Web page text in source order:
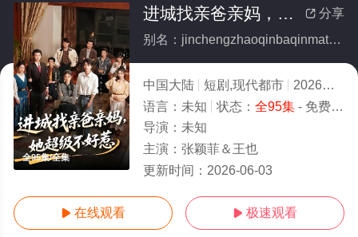
全95集/全集
 分享
进城找亲爸亲妈，她超级不好惹(全集)
别名：jinchengzhaoqinbaqinmatachaojibuhaore
中国大陆 短剧,现代都市 2026
2.0
语言： 未知 状态： 全95集- 免费在线观看
导演： 未知
主演： 张颖菲＆王也
更新时间： 2026-06-03
 在线观看  极速观看